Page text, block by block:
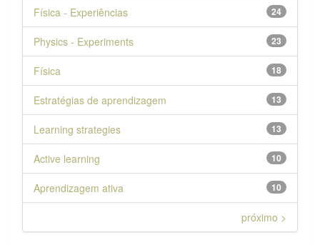
24
Física - Experiências
23
Physics - Experiments
18
Física
13
Estratégias de aprendizagem
13
Learning strategies
10
Active learning
10
Aprendizagem ativa
próximo >